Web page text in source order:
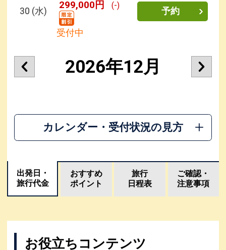
30 (水)
299,000円 (-)
受付中
予約
2026年12月
カレンダー・受付状況の見方
出発日・
旅行代金
おすすめ
ポイント
旅行
日程表
ご確認・
注意事項
お役立ちコンテンツ